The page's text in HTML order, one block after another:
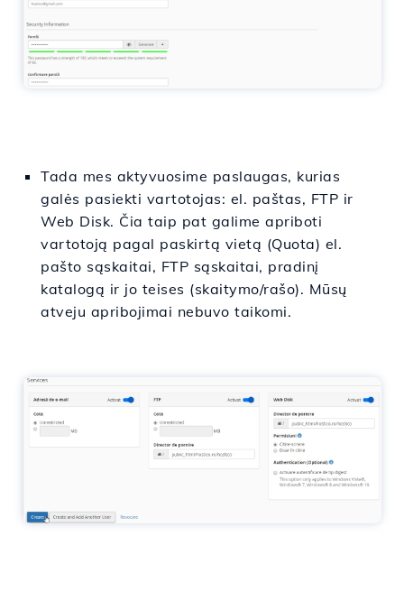
Tada mes aktyvuosime paslaugas, kurias
galės pasiekti vartotojas: el. paštas, FTP ir
Web Disk. Čia taip pat galime apriboti
vartotoją pagal paskirtą vietą (Quota) el.
pašto sąskaitai, FTP sąskaitai, pradinį
katalogą ir jo teises (skaitymo/rašo). Mūsų
atveju apribojimai nebuvo taikomi.